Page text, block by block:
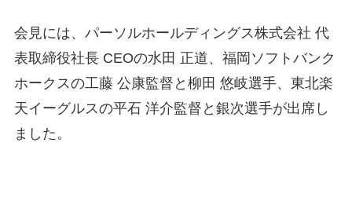
会見には、パーソルホールディングス株式会社 代
表取締役社長 CEOの水田 正道、福岡ソフトバンク
ホークスの工藤 公康監督と柳田 悠岐選手、東北楽
天イーグルスの平石 洋介監督と銀次選手が出席し
ました。